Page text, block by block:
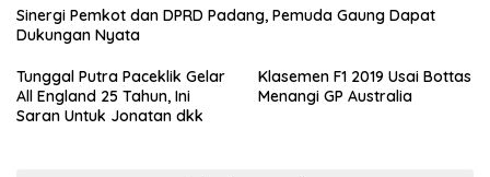
Sinergi Pemkot dan DPRD Padang, Pemuda Gaung Dapat
Dukungan Nyata
Tunggal Putra Paceklik Gelar
All England 25 Tahun, Ini
Saran Untuk Jonatan dkk
Klasemen F1 2019 Usai Bottas
Menangi GP Australia